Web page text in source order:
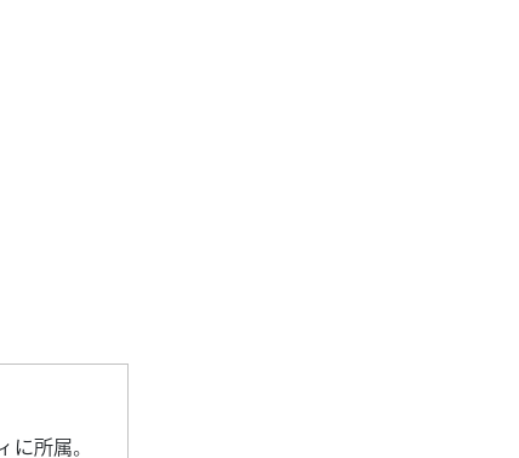
に所属。